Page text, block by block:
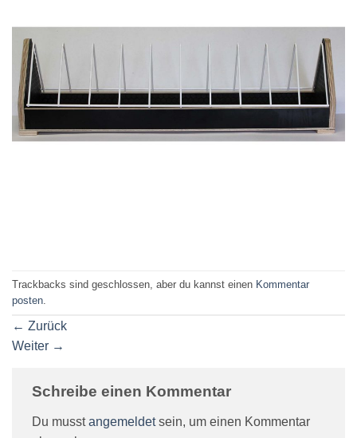
Trackbacks sind geschlossen, aber du kannst einen Kommentar
posten
← Zurück
Weiter →
Schreibe einen Kommentar
Du musstangemeldetsein, um einen Kommentar